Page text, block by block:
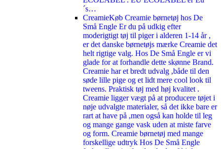
´s…
CreamieKøb Creamie børnetøj hos De
Små Engle Er du på udkig efter
moderigtigt tøj til piger i alderen 1-14 år ,
er det danske børnetøjs mærke Creamie det
helt rigtige valg. Hos De Små Engle er vi
glade for at forhandle dette skønne Brand.
Creamie har et bredt udvalg ,både til den
søde lille pige og et lidt mere cool look til
tweens. Praktisk tøj med høj kvalitet .
Creamie ligger vægt på at producere tøjet i
nøje udvalgte materialer, så det ikke bare er
rart at have på ,men også kan holde til leg
og mange gange vask uden at miste farve
og form. Creamie børnetøj med mange
forskellige udtryk Hos De Små Engle